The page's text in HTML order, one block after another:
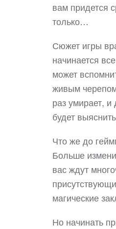
вам придется
только…
Сюжет игры
начинается
может
живым
раз умирает,
будет
Что же до
Больше
вас ждут
магические
Но начинать